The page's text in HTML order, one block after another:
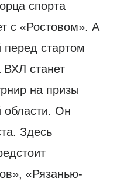
спорта
с «Ростовом». А
перед стартом
ВХЛ станет
на призы
области. Он
Здесь
«Рязанью-